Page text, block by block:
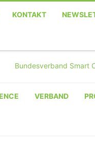
KONTAKT
VERBAND